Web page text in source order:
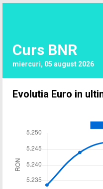
Curs BNR
miercuri, 05 august 2026
Evolutia Euro in